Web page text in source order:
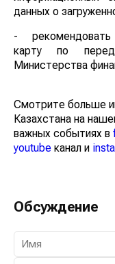
данных о
-
карту по
Министерства
Смотрите больше
Казахстана на
важных событиях в
youtube канал и
Обсуждение